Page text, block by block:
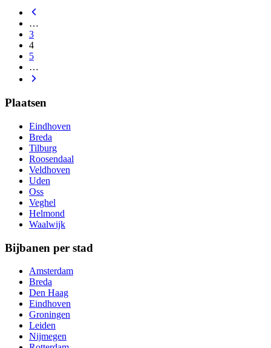
…
3
4
5
…
Plaatsen
Eindhoven
Breda
Tilburg
Roosendaal
Veldhoven
Uden
Oss
Veghel
Helmond
Waalwijk
Bijbanen per stad
Amsterdam
Breda
Den Haag
Eindhoven
Groningen
Leiden
Nijmegen